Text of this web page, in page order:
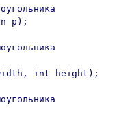
p);
int height);